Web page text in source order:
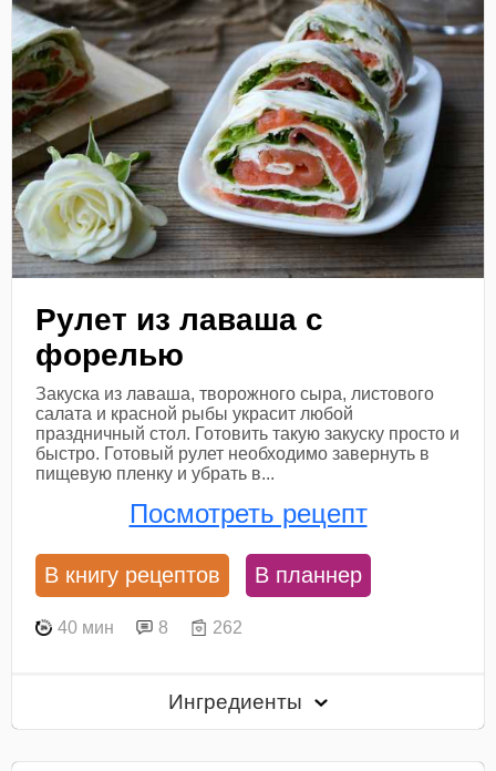
Рулет из лаваша с
форелью
Закуска из лаваша, творожного сыра, листового
салата и красной рыбы украсит любой
праздничный стол. Готовить такую закуску просто и
быстро. Готовый рулет необходимо завернуть в
пищевую пленку и убрать в...
Посмотреть рецепт
В книгу рецептов В планнер
40 мин 8 262
Ингредиенты